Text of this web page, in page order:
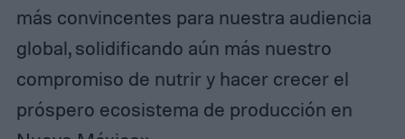
más convincentes para nuestra audiencia
global, solidificando aún más nuestro
compromiso de nutrir y hacer crecer el
próspero ecosistema de producción en